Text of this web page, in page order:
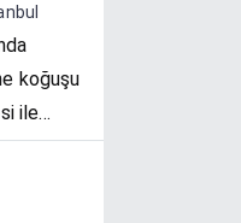
koğuşu
ile
sağlık